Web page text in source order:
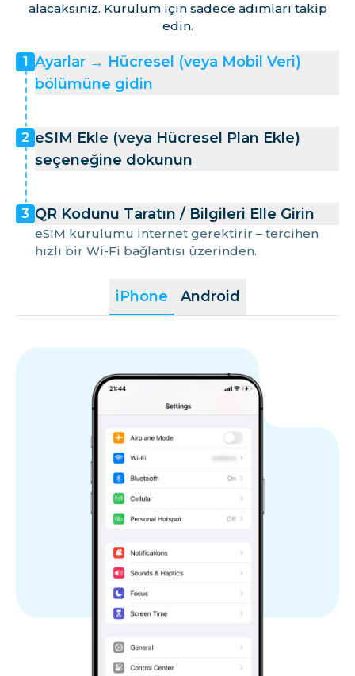
alacaksınız. Kurulum için sadece adımları takip
edin.
iPhone Android
1
Ayarlar → Hücresel (veya Mobil Veri)
bölümüne gidin
2 eSIM Ekle (veya Hücresel Plan Ekle)
seçeneğine dokunun
3 QR Kodunu Taratın / Bilgileri Elle Girin
eSIM kurulumu internet gerektirir – tercihen
hızlı bir Wi-Fi bağlantısı üzerinden.